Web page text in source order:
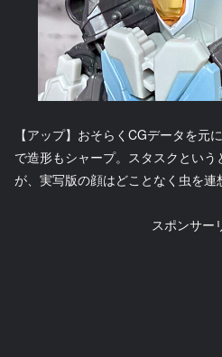
【アップ】おそらくCGデータを元
で造形もシャープ。スタスクとい
が、実写版の顔はどことなく虫を連
スポンサー